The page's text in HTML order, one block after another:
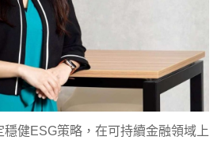
健ESG策略，在可持續金融領域上